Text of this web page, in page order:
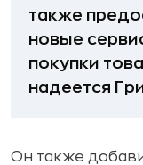
также
новые
покупки
надеется
Он также